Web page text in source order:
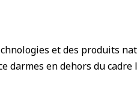
et des produits